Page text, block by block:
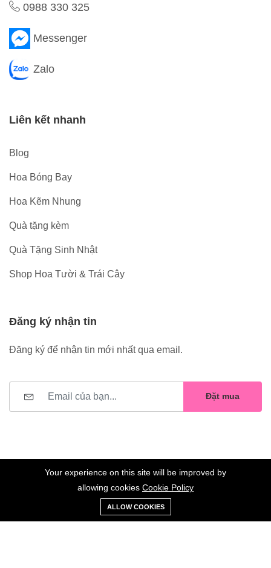
0988 330 325
Messenger
Zalo
Liên kết nhanh
Blog
Hoa Bóng Bay
Hoa Kẽm Nhung
Quà tặng kèm
Quà Tặng Sinh Nhật
Shop Hoa Tười & Trái Cây
Đăng ký nhận tin
Đăng ký để nhận tin mới nhất qua email.
Đặt mua
©2023 Hoa Nelly . All Rights Reserved.
0
Xe
đẩy
Danh sách
yêu thích
Your experience on this site will be improved by
allowing cookies Cookie Policy
ALLOW COOKIES